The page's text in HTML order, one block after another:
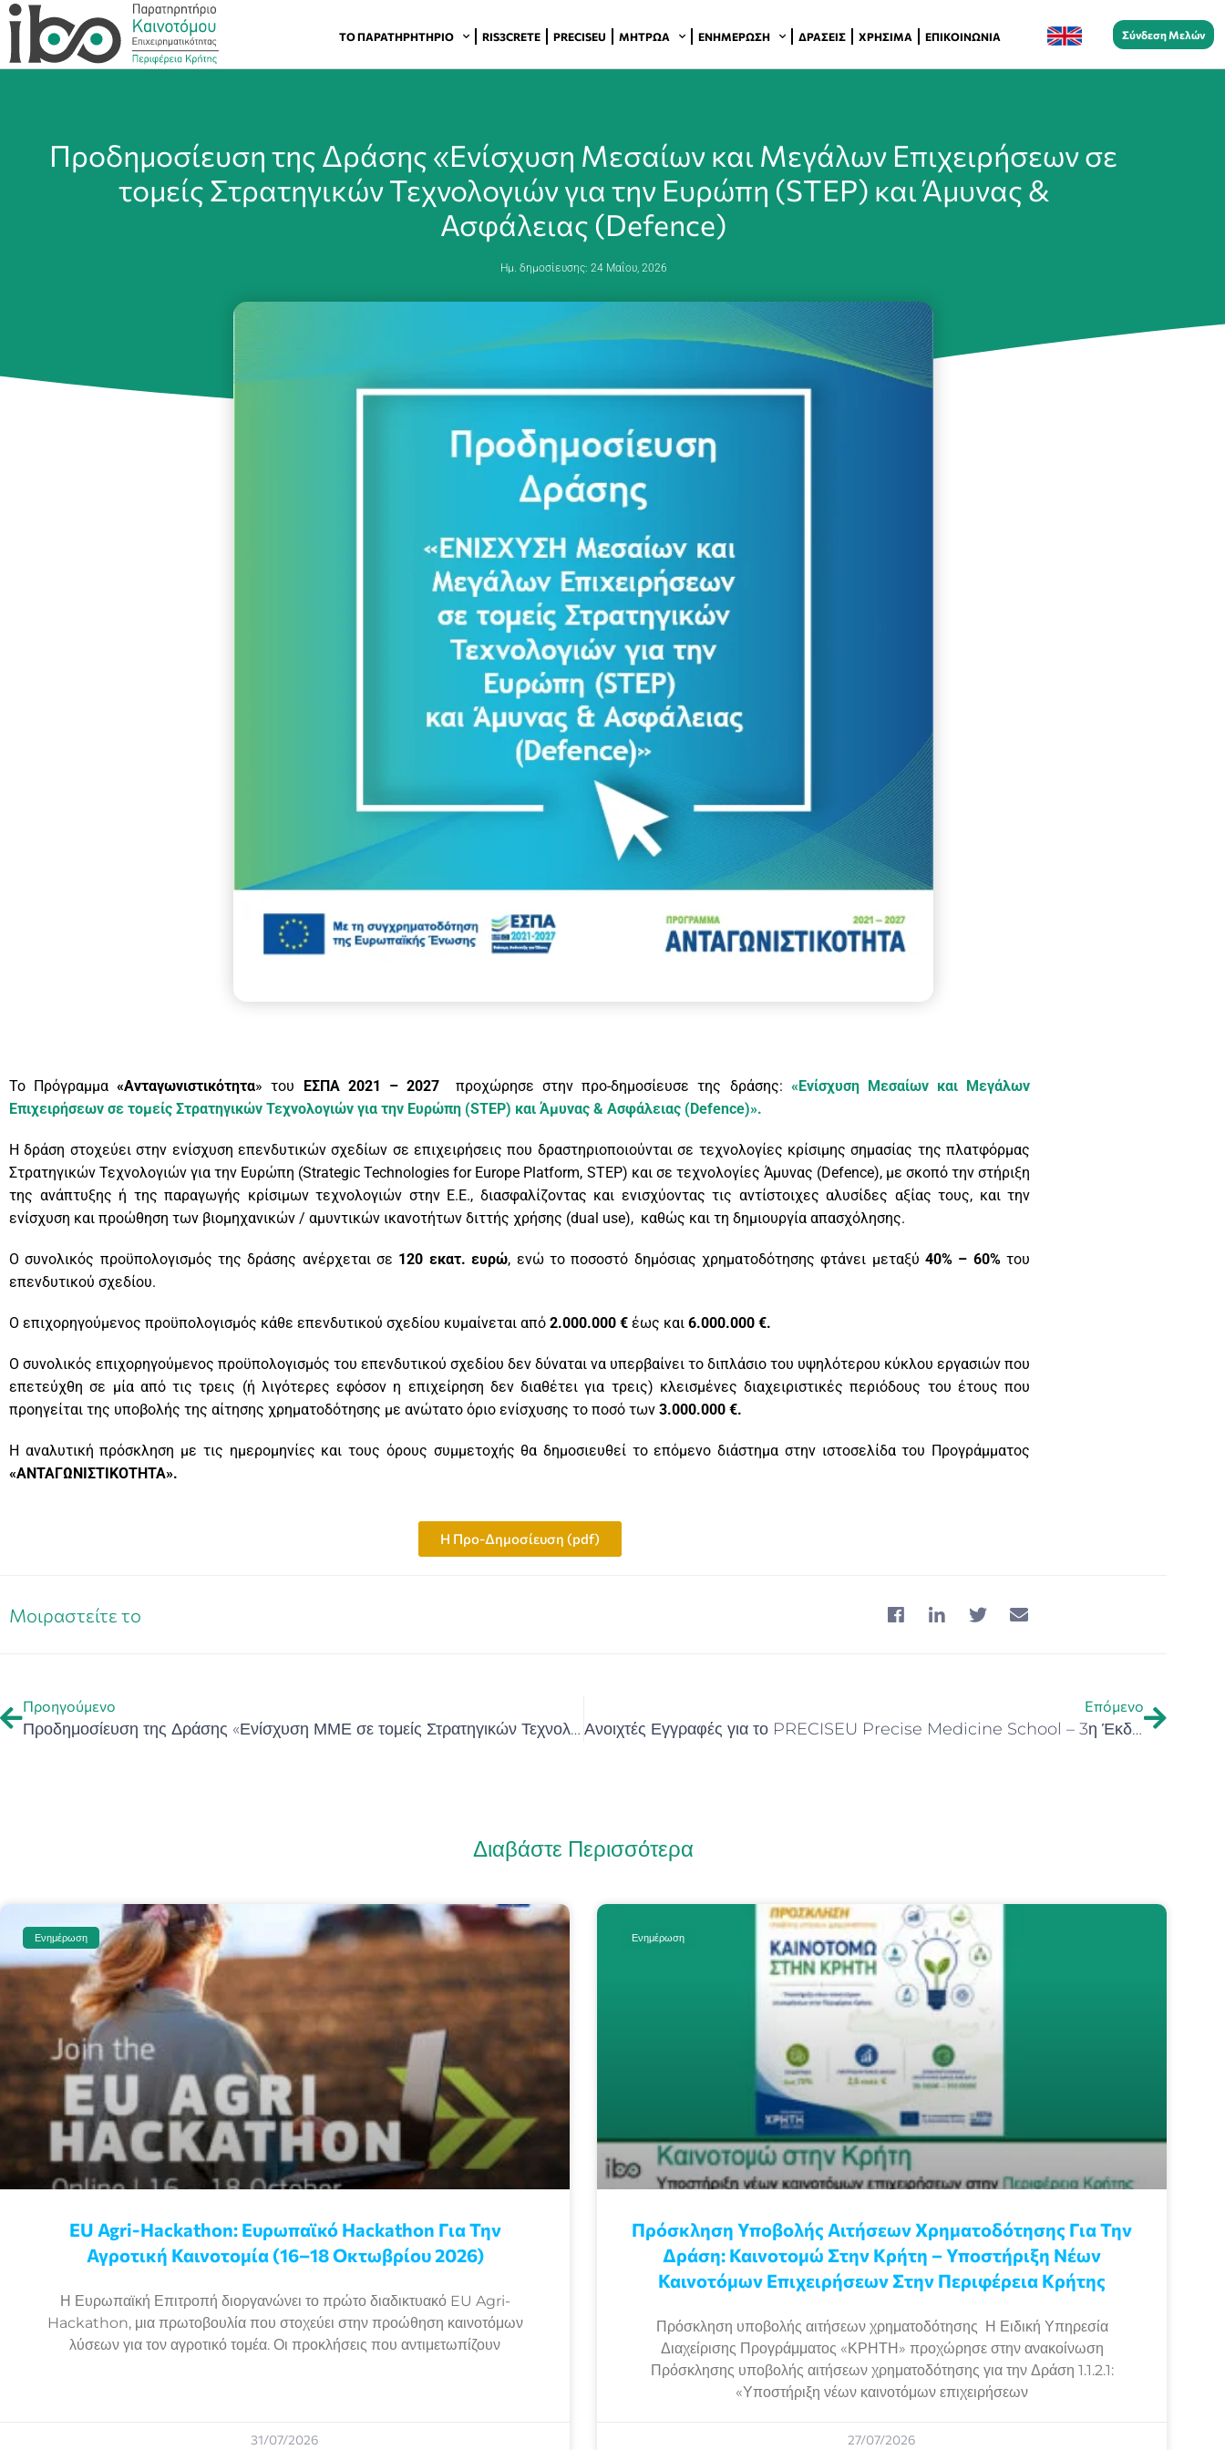
ΤΟ ΠΑΡΑΤΗΡΗΤΉΡΙΟ RIS3CRETE PRECISEU ΜΗΤΡΏΑ ΕΝΗΜΈΡΩΣΗ ΔΡΆΣΕΙΣ ΧΡΉΣΙΜΑ ΕΠΙΚΟΙΝΩΝΊΑ Σύνδεση Μελών
Προδημοσίευση της Δράσης «Ενίσχυση Μεσαίων και Μεγάλων Επιχειρήσεων σε
τομείς Στρατηγικών Τεχνολογιών για την Ευρώπη (STEP) και Άμυνας &
Ασφάλειας (Defence)
Ημ. δημοσίευσης: 24 Μαΐου, 2026
Το Πρόγραμμα«Ανταγωνιστικότητα» του ΕΣΠΑ 2021 – 2027προχώρησε στην προ-δημοσίευσε της δράσης: «Ενίσχυση Μεσαίων και Μεγάλων
Επιχειρήσεων σε τομείς Στρατηγικών Τεχνολογιών για την Ευρώπη (STEP) και Άμυνας & Ασφάλειας (Defence)».
Η δράση στοχεύει στην ενίσχυση επενδυτικών σχεδίων σε επιχειρήσεις που δραστηριοποιούνται σε τεχνολογίες κρίσιμης σημασίας της πλατφόρμας
Στρατηγικών Τεχνολογιών για την Ευρώπη (Strategic Technologies for Europe Platform, STEP) και σε τεχνολογίες Άμυνας (Defence), με σκοπό την στήριξη
της ανάπτυξης ή της παραγωγής κρίσιμων τεχνολογιών στην Ε.Ε., διασφαλίζοντας και ενισχύοντας τις αντίστοιχες αλυσίδες αξίας τους, και την
ενίσχυση και προώθηση των βιομηχανικών / αμυντικών ικανοτήτων διττής χρήσης (dual use), καθώς και τη δημιουργία απασχόλησης.
Ο συνολικός προϋπολογισμός της δράσης ανέρχεται σε 120 εκατ. ευρώ, ενώ το ποσοστό δημόσιας χρηματοδότησης φτάνει μεταξύ 40% – 60%του
επενδυτικού σχεδίου.
Ο επιχορηγούμενος προϋπολογισμός κάθε επενδυτικού σχεδίου κυμαίνεται από 2.000.000 € έως και 6.000.000 €.
Ο συνολικός επιχορηγούμενος προϋπολογισμός του επενδυτικού σχεδίου δεν δύναται να υπερβαίνει το διπλάσιο του υψηλότερου κύκλου εργασιών που
επετεύχθη σε μία από τις τρεις (ή λιγότερες εφόσον η επιχείρηση δεν διαθέτει για τρεις) κλεισμένες διαχειριστικές περιόδους του έτους που
προηγείται της υποβολής της αίτησης χρηματοδότησης με ανώτατο όριο ενίσχυσης το ποσό των 3.000.000 €.
Η αναλυτική πρόσκληση με τις ημερομηνίες και τους όρους συμμετοχής θα δημοσιευθεί το επόμενο διάστημα στην ιστοσελίδα του Προγράμματος
«ΑΝΤΑΓΩΝΙΣΤΙΚΟΤΗΤΑ».
Η Προ-Δημοσίευση (pdf)
Μοιραστείτε το
Προηγούμενο
Προδημοσίευση της Δράσης «Ενίσχυση ΜΜΕ σε τομείς Στρατηγικών Τεχνολογιών για την Ευρώπη (STEP) και Άμυνας & Ασφάλειας (Defence)»
Επόμενο
Ανοιχτές Εγγραφές για το PRECISEU Precise Medicine School – 3η Έκδοση 2026
Διαβάστε Περισσότερα
Ενημέρωση
EU Agri-Hackathon: Eυρωπαϊκό Ηackathon Για Την
Αγροτική Καινοτομία (16–18 Οκτωβρίου 2026)
Η Ευρωπαϊκή Επιτροπή διοργανώνει το πρώτο διαδικτυακό EU Agri-
Hackathon, μια πρωτοβουλία που στοχεύει στην προώθηση καινοτόμων
λύσεων για τον αγροτικό τομέα. Οι προκλήσεις που αντιμετωπίζουν
31/07/2026
Ενημέρωση
Πρόσκληση Υποβολής Αιτήσεων Χρηματοδότησης Για Την
Δράση: Καινοτομώ Στην Κρήτη – Υποστήριξη Νέων
Καινοτόμων Επιχειρήσεων Στην Περιφέρεια Κρήτης
Πρόσκληση υποβολής αιτήσεων χρηματοδότησης Η Ειδική Υπηρεσία
Διαχείρισης Προγράμματος «ΚΡΗΤΗ» προχώρησε στην ανακοίνωση
Πρόσκλησης υποβολής αιτήσεων χρηματοδότησης για την Δράση 1.1.2.1:
«Υποστήριξη νέων καινοτόμων επιχειρήσεων
27/07/2026